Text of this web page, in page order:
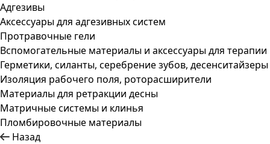
Адгезивы
Аксессуары для адгезивных систем
Протравочные гели
Вспомогательные материалы и аксессуары для терапии
Герметики, силанты, серебрение зубов, десенситайзеры
Изоляция рабочего поля, роторасширители
Материалы для ретракции десны
Матричные системы и клинья
Пломбировочные материалы
Назад